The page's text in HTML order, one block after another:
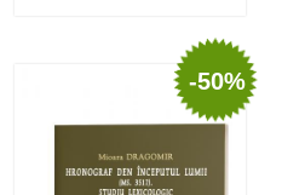
Wishlist-50%